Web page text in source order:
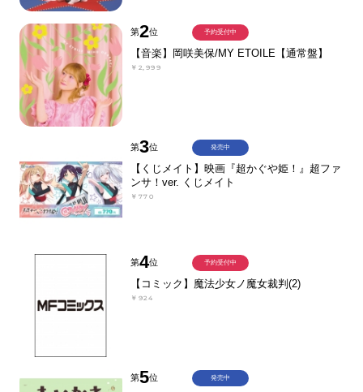
第2位
【音楽】岡咲美保/MY ETOILE【通常盤】
￥2,999
予約受付中
第3位
【くじメイト】映画『超かぐや姫！』超ファ
ンサ！ver. くじメイト
￥770
発売中
第4位
【コミック】魔法少女ノ魔女裁判(2)
￥924
予約受付中
第5位 発売中